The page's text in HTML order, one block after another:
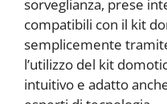
sorveglianza, prese
compatibili con il kit
semplicemente
l’utilizzo del kit
intuitivo e adatto